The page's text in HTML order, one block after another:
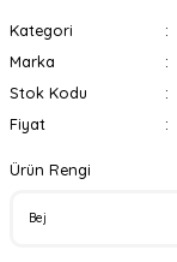
Kategori
Marka
Stok Kodu
Fiyat
Ürün Rengi